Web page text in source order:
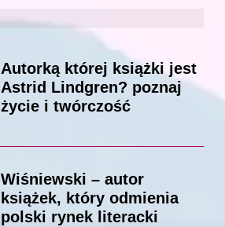
Autorką której książki jest
Astrid Lindgren? poznaj
życie i twórczość
Wiśniewski – autor
książek, który odmienia
polski rynek literacki